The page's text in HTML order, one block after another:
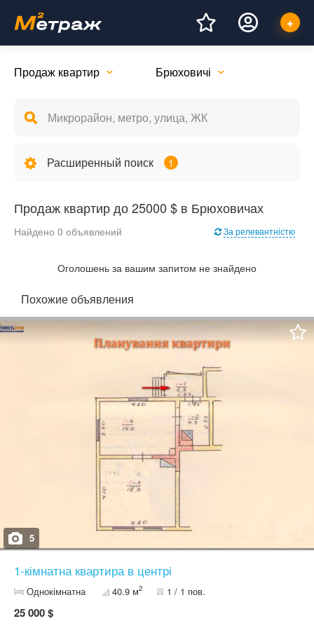
Продаж квартир Брюховичі
Расширенный поиск 1
Продаж квартир до 25000 $ в Брюховичах
Найдено 0 объявлений За релевантністю
Оголошень за вашим запитом не знайдено
Похожие объявления
5
1-кімнатна квартира в центрі
Однокімнатна 40.9 м2 1 / 1 пов.
25 000 $